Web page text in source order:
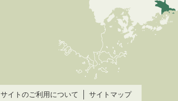
サイトのご利用について サイトマップ